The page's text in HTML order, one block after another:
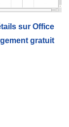
sur Office
gratuit